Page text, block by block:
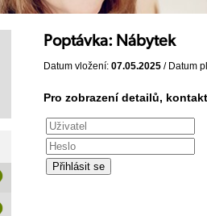
Poptávka: Nábytek
Datum vložení: 07.05.2025 / Datum
Pro zobrazení detailů,